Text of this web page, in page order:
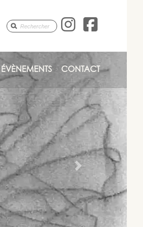
Anne-
ÉVÈNEMENTS CONTACT
Next